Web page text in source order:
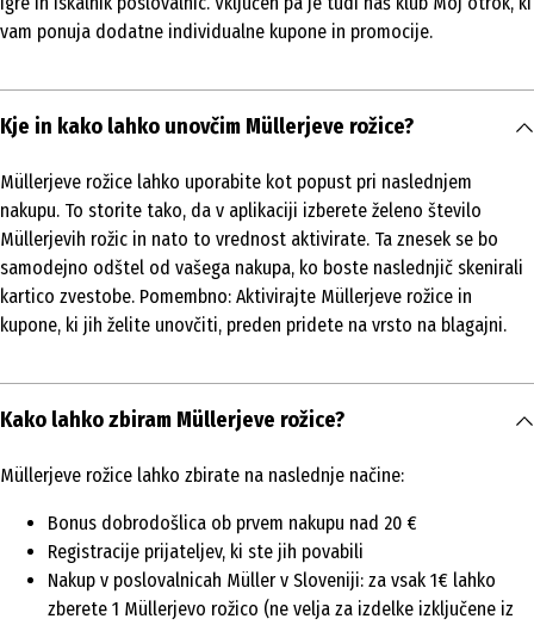
vam ponuja dodatne individualne kupone in promocije.
Kje in kako lahko unovčim Müllerjeve rožice?
Müllerjeve rožice lahko uporabite kot popust pri naslednjem
nakupu. To storite tako, da v aplikaciji izberete želeno število
Müllerjevih rožic in nato to vrednost aktivirate. Ta znesek se bo
samodejno odštel od vašega nakupa, ko boste naslednjič skenirali
kartico zvestobe. Pomembno: Aktivirajte Müllerjeve rožice in
kupone, ki jih želite unovčiti, preden pridete na vrsto na blagajni.
Kako lahko zbiram Müllerjeve rožice?
Müllerjeve rožice lahko zbirate na naslednje načine:
Bonus dobrodošlica ob prvem nakupu nad 20 €
Registracije prijateljev, ki ste jih povabili
Nakup v poslovalnicah Müller v Sloveniji: za vsak 1€ lahko
zberete 1 Müllerjevo rožico (ne velja za izdelke izključene iz